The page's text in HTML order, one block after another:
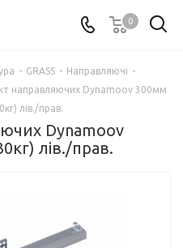
0
- GRASS - Направляючі -
направляючих Dynamoov 300мм
лів./прав.
Dynamoov
лів./прав.